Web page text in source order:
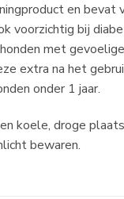
en bevat
voorzichtig bij
met
extra na het
onder 1 jaar.
koele, droge
bewaren.